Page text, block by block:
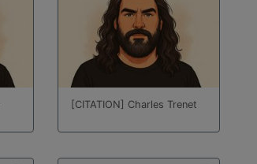
[CITATION] Charles Trenet